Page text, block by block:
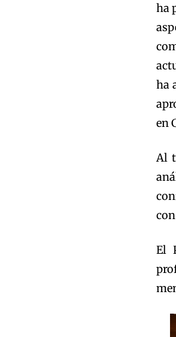
ha
ha
en
Al
El